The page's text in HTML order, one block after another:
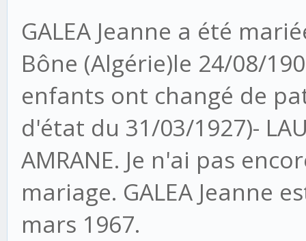
GALEA Jeanne a été
Bône (Algérie)le 24/08/
enfants ont changé de
d'état du 31/03/1927)-
AMRANE. Je n'ai pas
mariage. GALEA Jeanne
mars 1967.